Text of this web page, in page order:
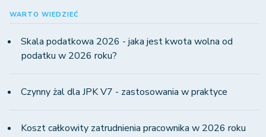
WARTO WIEDZIEĆ
Skala podatkowa 2026 - jaka jest kwota wolna od
podatku w 2026 roku?
Czynny żal dla JPK V7 - zastosowania w praktyce
Koszt całkowity zatrudnienia pracownika w 2026 roku